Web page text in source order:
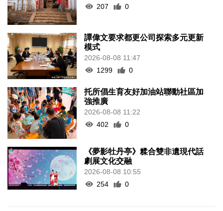
207
0
譚偉文要求都更公司探索多元更新
模式
2026-08-08 11:47
1299
0
托所倡生育友好加油站聯動社區加
強推廣
2026-08-08 11:22
402
0
《夢影牡丹亭》糅合雙非遺現代話
劇展文化交融
2026-08-08 10:55
254
0